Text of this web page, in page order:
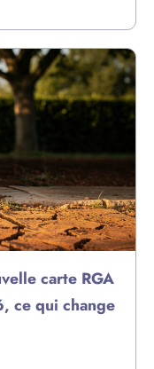
carte RGA
ce qui change